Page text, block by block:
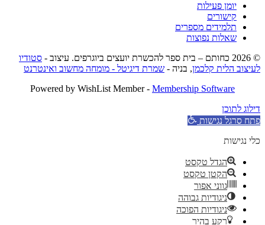
יומן פעילות
קישורים
תלמידים מספרים
שאלות נפוצות
© 2026 כחותם – בית ספר להכשרת יועצים ביוגרפים. עיצוב -
סטודיו
לעיצוב הלית קלכמן, בניה - שמרת דיגיטל - מומחה מחשוב ואינטרנט
Powered by WishList Member - Membership Software
דילוג לתוכן
פתח סרגל נגישות
כלי נגישות
הגדל טקסט
הקטן טקסט
גווני אפור
ניגודיות גבוהה
ניגודיות הפוכה
רקע בהיר